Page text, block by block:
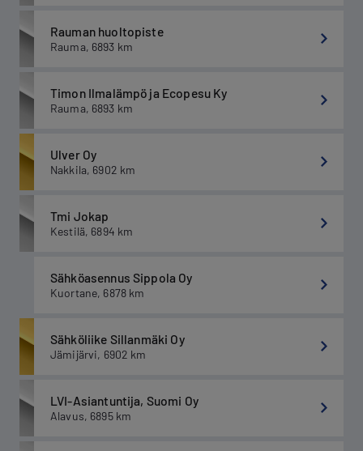
Rauman huoltopiste
Rauma, 6893 km
Timon Ilmalämpö ja Ecopesu Ky
Rauma, 6893 km
Ulver Oy
Nakkila, 6902 km
Tmi Jokap
Kestilä, 6894 km
Sähköasennus Sippola Oy
Kuortane, 6878 km
Sähköliike Sillanmäki Oy
Jämijärvi, 6902 km
LVI-Asiantuntija, Suomi Oy
Alavus, 6895 km